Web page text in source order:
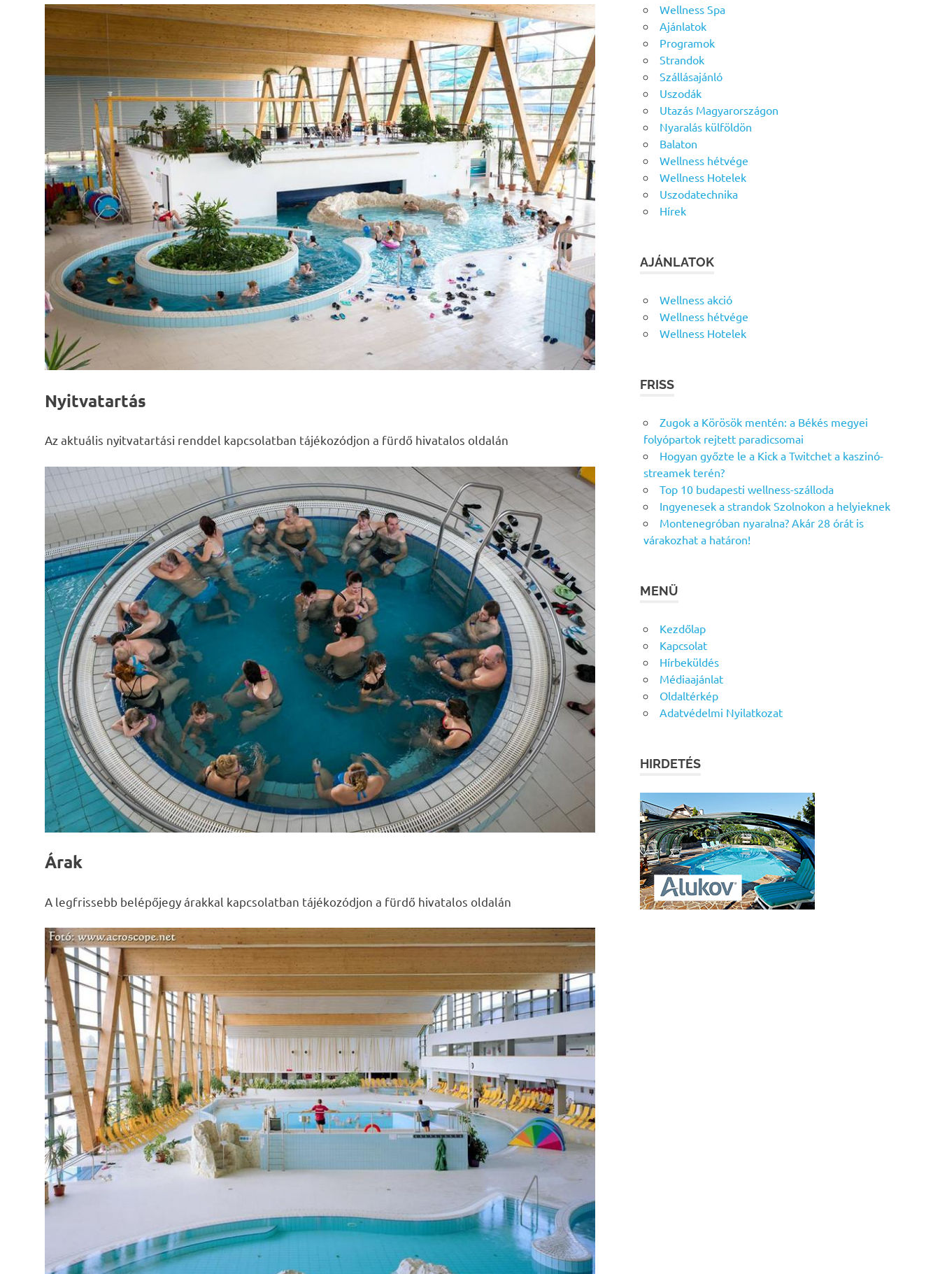
Nyitvatartás
Az aktuális nyitvatartási renddel kapcsolatban tájékozódjon a fürdő hivatalos oldalán
Árak
A legfrissebb belépőjegy árakkal kapcsolatban tájékozódjon a fürdő hivatalos oldalán
Wellness Spa
Ajánlatok
Programok
Strandok
Szállásajánló
Uszodák
Utazás Magyarországon
Nyaralás külföldön
Balaton
Wellness hétvége
Wellness Hotelek
Uszodatechnika
Hírek
AJÁNLATOK
Wellness akció
Wellness hétvége
Wellness Hotelek
FRISS
Zugok a Körösök mentén: a Békés megyei
folyópartok rejtett paradicsomai
Hogyan győzte le a Kick a Twitchet a kaszinó-
streamek terén?
Top 10 budapesti wellness-szálloda
Ingyenesek a strandok Szolnokon a helyieknek
Montenegróban nyaralna? Akár 28 órát is
várakozhat a határon!
MENÜ
Kezdőlap
Kapcsolat
Hírbeküldés
Médiaajánlat
Oldaltérkép
Adatvédelmi Nyilatkozat
HIRDETÉS